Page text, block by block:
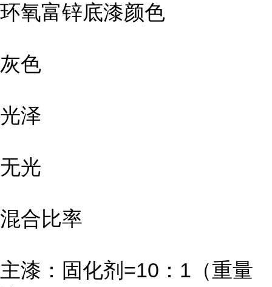
环氧富锌底漆颜色
灰色
光泽
无光
混合比率
主漆：固化剂=10：1（重量